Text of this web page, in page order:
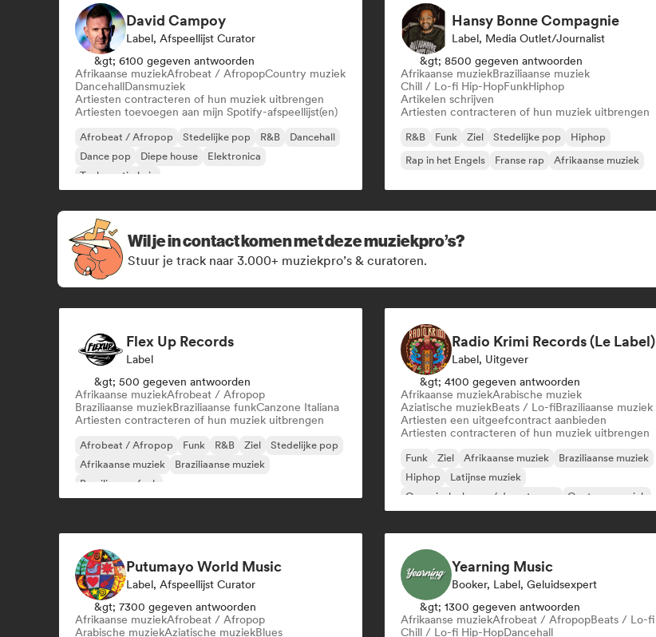
David Campoy
Label, Afspeellijst Curator
&gt; 6100 gegeven antwoorden
Afrikaanse muziekAfrobeat / AfropopCountry muziek
DancehallDansmuziek
Artiesten contracteren of hun muziek uitbrengen
Artiesten toevoegen aan mijn Spotify-afspeellijst(en)
Afrobeat / Afropop Stedelijke pop R&B
Dancehall
Dance pop
Diepe house
Elektronica
Toekomstig huis
Hansy Bonne Compagnie
Label, Media Outlet/Journalist
&gt; 8500 gegeven antwoorden
Afrikaanse muziekBraziliaanse muziek
Chill / Lo-fi Hip-HopFunkHiphop
Artikelen schrijven
Artiesten contracteren of hun muziek uitbrengen
R&B Funk Ziel Stedelijke pop
Hiphop
Rap in het Engels
Franse rap Afrikaanse muziek
Wil je in contact komen met deze muziekpro’s?
Stuur je track naar 3.000+ muziekpro’s & curatoren.
Flex Up Records
Label
&gt; 500 gegeven antwoorden
Afrikaanse muziekAfrobeat / Afropop
Braziliaanse muziekBraziliaanse funkCanzone Italiana
Artiesten contracteren of hun muziek uitbrengen
Afrobeat / Afropop Funk R&B Ziel
Stedelijke pop
Afrikaanse muziek
Braziliaanse muziek
Braziliaanse funk
Radio Krimi Records (Le Label)
Label, Uitgever
&gt; 4100 gegeven antwoorden
Afrikaanse muziekArabische muziek
Aziatische muziekBeats / Lo-fiBraziliaanse muziek
Artiesten een uitgeefcontract aanbieden
Artiesten contracteren of hun muziek uitbrengen
Funk Ziel Afrikaanse muziek
Braziliaanse muziek
Hiphop
Latijnse muziek
Organische house / downtempo
Oosterse muziek
Putumayo World Music
Label, Afspeellijst Curator
&gt; 7300 gegeven antwoorden
Afrikaanse muziekAfrobeat / Afropop
Arabische muziekAziatische muziekBlues
Yearning Music
Booker, Label, Geluidsexpert
&gt; 1300 gegeven antwoorden
Afrikaanse muziekAfrobeat / AfropopBeats / Lo-fi
Chill / Lo-fi Hip-HopDancehall